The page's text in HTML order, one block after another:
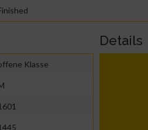
Klasse
Details